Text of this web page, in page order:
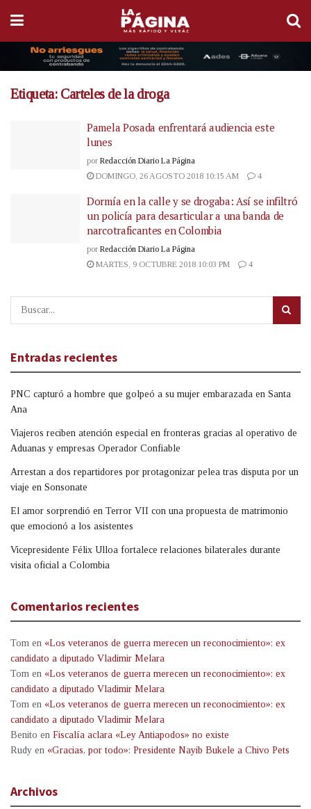
Etiqueta: Carteles de la droga
Pamela Posada enfrentará audiencia este
lunes
por Redacción Diario La Página
DOMINGO, 26 AGOSTO 2018 10:15 AM
4
Dormía en la calle y se drogaba: Así se infiltró
un policía para desarticular a una banda de
narcotraficantes en Colombia
por Redacción Diario La Página
MARTES, 9 OCTUBRE 2018 10:03 PM
4
Entradas recientes
PNC capturó a hombre que golpeó a su mujer embarazada en Santa
Ana
Viajeros reciben atención especial en fronteras gracias al operativo de
Aduanas y empresas Operador Confiable
Arrestan a dos repartidores por protagonizar pelea tras disputa por un
viaje en Sonsonate
El amor sorprendió en Terror VII con una propuesta de matrimonio
que emocionó a los asistentes
Vicepresidente Félix Ulloa fortalece relaciones bilaterales durante
visita oficial a Colombia
Comentarios recientes
Tom en «Los veteranos de guerra merecen un reconocimiento»: ex
candidato a diputado Vladimir Melara
Tom en «Los veteranos de guerra merecen un reconocimiento»: ex
candidato a diputado Vladimir Melara
Tom en «Los veteranos de guerra merecen un reconocimiento»: ex
candidato a diputado Vladimir Melara
Benito en Fiscalía aclara «Ley Antiapodos» no existe
Rudy en «Gracias, por todo»: Presidente Nayib Bukele a Chivo Pets
Archivos